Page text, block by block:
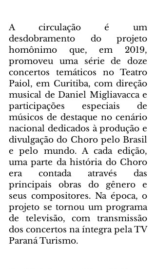
A circulação é um
desdobramento do projeto
homônimo que, em 2019,
promoveu uma série de doze
concertos temáticos no Teatro
Paiol, em Curitiba, com direção
musical de Daniel Migliavacca e
participações especiais de
músicos de destaque no cenário
nacional dedicados à produção e
divulgação do Choro pelo Brasil
e pelo mundo. A cada edição,
uma parte da história do Choro
era contada através das
principais obras do gênero e
seus compositores. Na época, o
projeto se tornou um programa
de televisão, com transmissão
dos concertos na íntegra pela TV
Paraná Turismo.